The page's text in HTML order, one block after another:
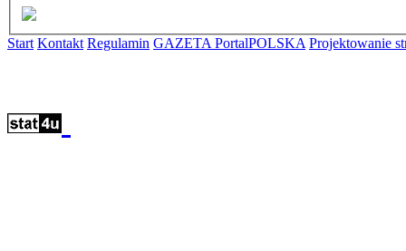
Start Kontakt Regulamin GAZETA PortalPOLSKA Projektowanie